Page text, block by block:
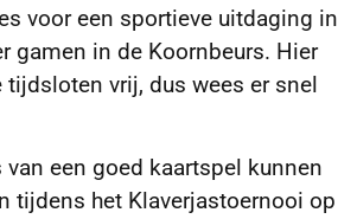
voor een sportieve uitdaging in
gamen in de Koornbeurs. Hier
vrij, dus wees er snel
een goed kaartspel kunnen
tijdens het Klaverjastoernooi op